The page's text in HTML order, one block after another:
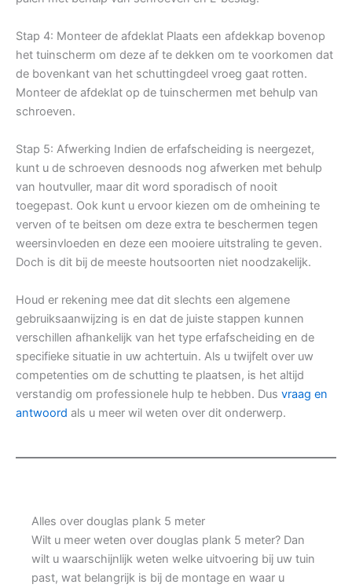
Stap 4: Monteer de afdeklat Plaats een afdekkap bovenop
het tuinscherm om deze af te dekken om te voorkomen dat
de bovenkant van het schuttingdeel vroeg gaat rotten.
Monteer de afdeklat op de tuinschermen met behulp van
schroeven.
Stap 5: Afwerking Indien de erfafscheiding is neergezet,
kunt u de schroeven desnoods nog afwerken met behulp
van houtvuller, maar dit word sporadisch of nooit
toegepast. Ook kunt u ervoor kiezen om de omheining te
verven of te beitsen om deze extra te beschermen tegen
weersinvloeden en deze een mooiere uitstraling te geven.
Doch is dit bij de meeste houtsoorten niet noodzakelijk.
Houd er rekening mee dat dit slechts een algemene
gebruiksaanwijzing is en dat de juiste stappen kunnen
verschillen afhankelijk van het type erfafscheiding en de
specifieke situatie in uw achtertuin. Als u twijfelt over uw
competenties om de schutting te plaatsen, is het altijd
verstandig om professionele hulp te hebben. Dus vraag en
antwoord als u meer wil weten over dit onderwerp.
Alles over douglas plank 5 meter
Wilt u meer weten over douglas plank 5 meter? Dan
wilt u waarschijnlijk weten welke uitvoering bij uw tuin
past, wat belangrijk is bij de montage en waar u